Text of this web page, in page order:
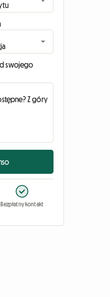
swojego
Bezpłatny kontakt